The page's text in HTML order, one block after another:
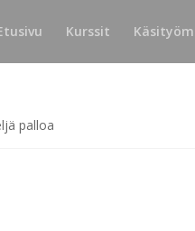
Kurssit
palloa